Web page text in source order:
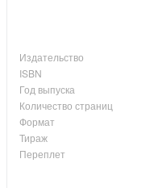
Издательство
ISBN
Год выпуска
Количество страниц
Формат
Тираж
Переплет